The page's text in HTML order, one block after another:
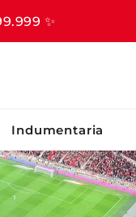
✨
Indumentaria